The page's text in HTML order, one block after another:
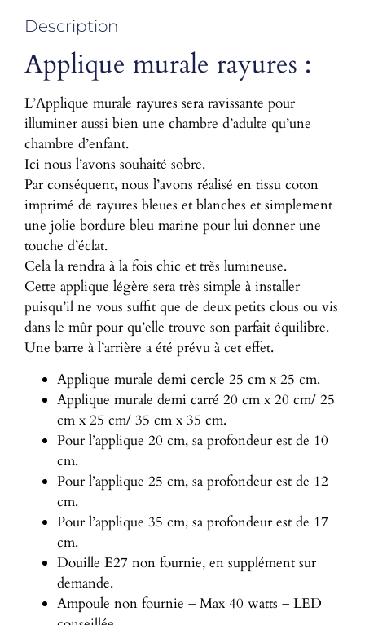
Description
Applique murale rayures :
L’Applique murale rayures sera ravissante pour
illuminer aussi bien une chambre d’adulte qu’une
chambre d’enfant.
Ici nous l’avons souhaité sobre.
Par conséquent, nous l’avons réalisé en tissu coton
imprimé de rayures bleues et blanches et simplement
une jolie bordure bleu marine pour lui donner une
touche d’éclat.
Cela la rendra à la fois chic et très lumineuse.
Cette applique légère sera très simple à installer
puisqu’il ne vous suffit que de deux petits clous ou vis
dans le mûr pour qu’elle trouve son parfait équilibre.
Une barre à l’arrière a été prévu à cet effet.
Applique murale demi cercle 25 cm x 25 cm.
Applique murale demi carré 20 cm x 20 cm/ 25
cm x 25 cm/ 35 cm x 35 cm.
Pour l’applique 20 cm, sa profondeur est de 10
cm.
Pour l’applique 25 cm, sa profondeur est de 12
cm.
Pour l’applique 35 cm, sa profondeur est de 17
cm.
Douille E27 non fournie, en supplément sur
demande.
Ampoule non fournie – Max 40 watts – LED